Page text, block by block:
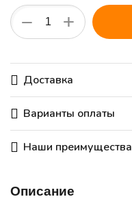
+
−
Доставка
Варианты оплаты
Наши преимущества
Описание